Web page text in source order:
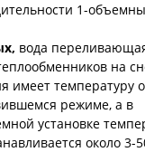
1-
вода
на
имеет температуру
режиме, а в
установке
около 3-